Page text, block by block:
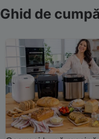
Ghid de